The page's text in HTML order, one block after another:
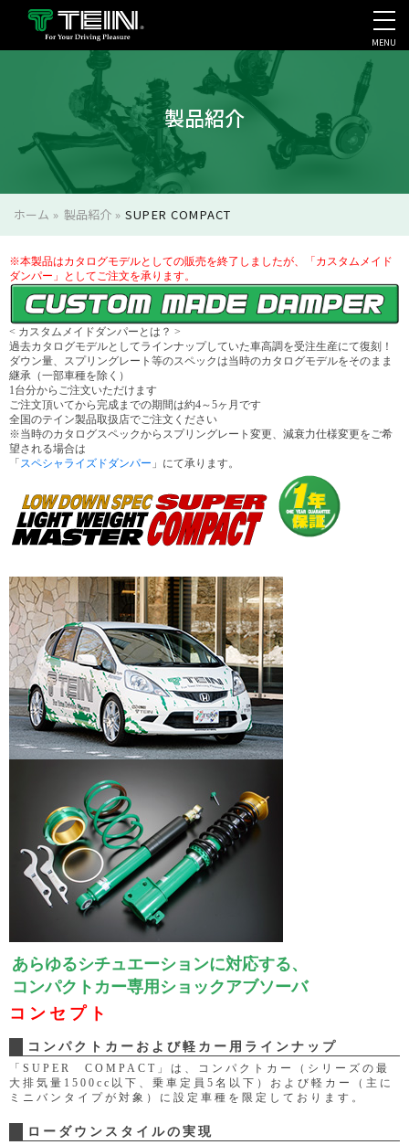
会社案内・採用・IR
MENU
製品紹介
ホーム » 製品紹介»SUPER COMPACT
※本製品はカタログモデルとしての販売を終了しましたが、「カスタムメイド
ダンパー」としてご注文を承ります。
< カスタムメイドダンパーとは？ >
過去カタログモデルとしてラインナップしていた車高調を受注生産にて復刻！
ダウン量、スプリングレート等のスペックは当時のカタログモデルをそのまま
継承（一部車種を除く）
1台分からご注文いただけます
ご注文頂いてから完成までの期間は約4～5ヶ月です
全国のテイン製品取扱店でご注文ください
※当時のカタログスペックからスプリングレート変更、減衰力仕様変更をご希
望される場合は
「 スペシャライズドダンパー 」にて承ります。
あらゆるシチュエーションに対応する、
コンパクトカー専用ショックアブソーバ
コンセプト
コンパクトカーおよび軽カー用ラインナップ
「SUPER COMPACT」は、コンパクトカー（シリーズの最
大排気量1500cc以下、乗車定員5名以下）および軽カー（主に
ミニバンタイプが対象）に設定車種を限定しております。
ローダウンスタイルの実現